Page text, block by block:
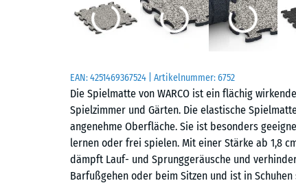
EAN:4251469367524 | Artikelnummer:6752
Die Spielmatte von WARCO ist ein flächig
Spielzimmer und Gärten. Die elastische
angenehme Oberfläche. Sie ist besonders
lernen oder frei spielen. Mit einer Stärke ab 1,8
dämpft Lauf- und Sprunggeräusche und
Barfußgehen oder beim Sitzen und ist in